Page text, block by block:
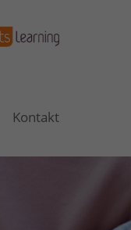
dolor.
Kontakt